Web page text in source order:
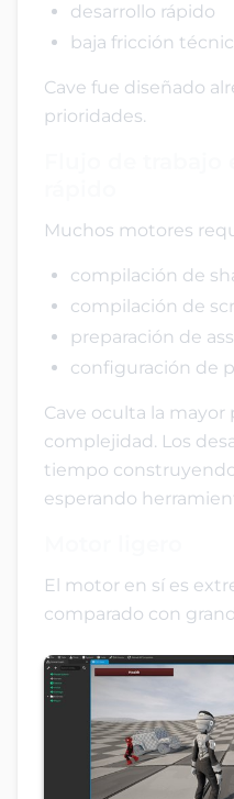
desarrollo rápido
baja fricción
Cave fue diseñado
prioridades.
Muchos motores
compilación de
compilación de
preparación de
configuración de
Cave oculta la mayor
complejidad. Los
tiempo
esperando
El motor en sí es
comparado con